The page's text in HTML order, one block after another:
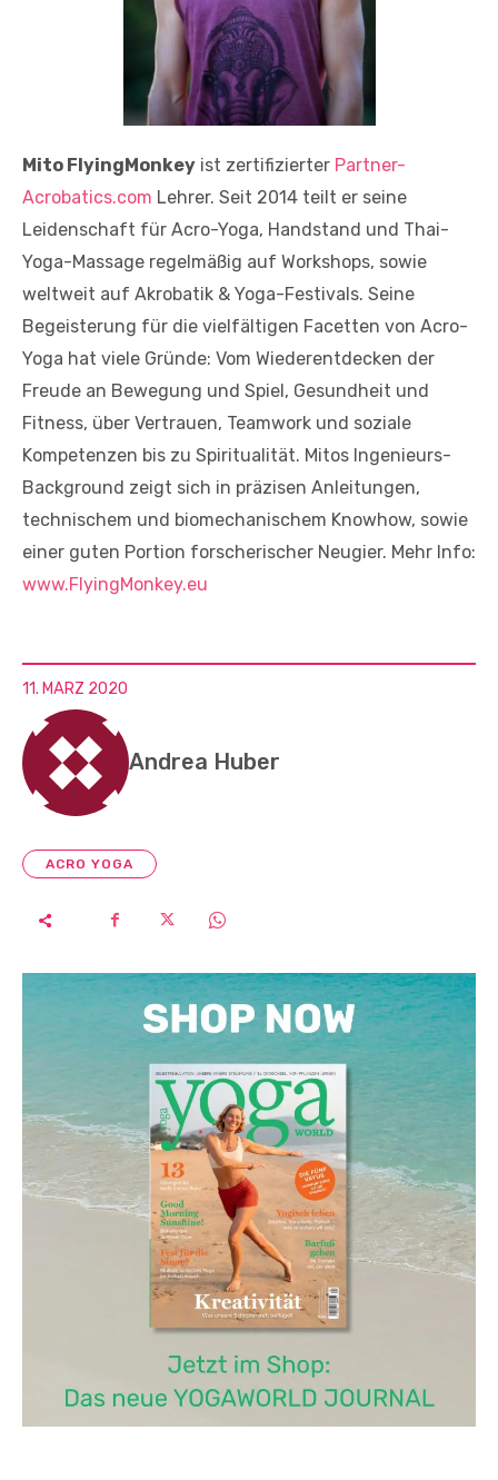
Mito FlyingMonkey ist zertifizierter Partner-
Acrobatics.com Lehrer. Seit 2014 teilt er seine
Leidenschaft für Acro-Yoga, Handstand und Thai-
Yoga-Massage regelmäßig auf Workshops, sowie
weltweit auf Akrobatik & Yoga-Festivals. Seine
Begeisterung für die vielfältigen Facetten von Acro-
Yoga hat viele Gründe: Vom Wiederentdecken der
Freude an Bewegung und Spiel, Gesundheit und
Fitness, über Vertrauen, Teamwork und soziale
Kompetenzen bis zu Spiritualität. Mitos Ingenieurs-
Background zeigt sich in präzisen Anleitungen,
technischem und biomechanischem Knowhow, sowie
einer guten Portion forscherischer Neugier. Mehr Info:
www.FlyingMonkey.eu
11. MÄRZ 2020
Andrea Huber
ACRO YOGA